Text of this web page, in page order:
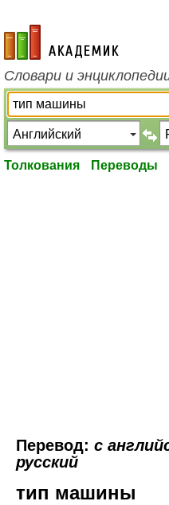
academic.ru
Словари и
Толкования Переводы
Перевод: с
русский
тип машины